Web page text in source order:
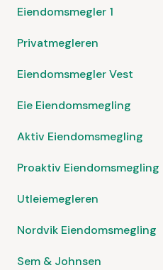
Eiendomsmegler 1
Privatmegleren
Eiendomsmegler Vest
Eie Eiendomsmegling
Aktiv Eiendomsmegling
Proaktiv Eiendomsmegling
Utleiemegleren
Nordvik Eiendomsmegling
Sem & Johnsen